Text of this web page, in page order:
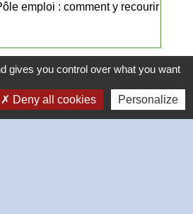
emploi : comment y recourir
à Pôle emploi
gives you control over what you want
Deny all cookies Personalize